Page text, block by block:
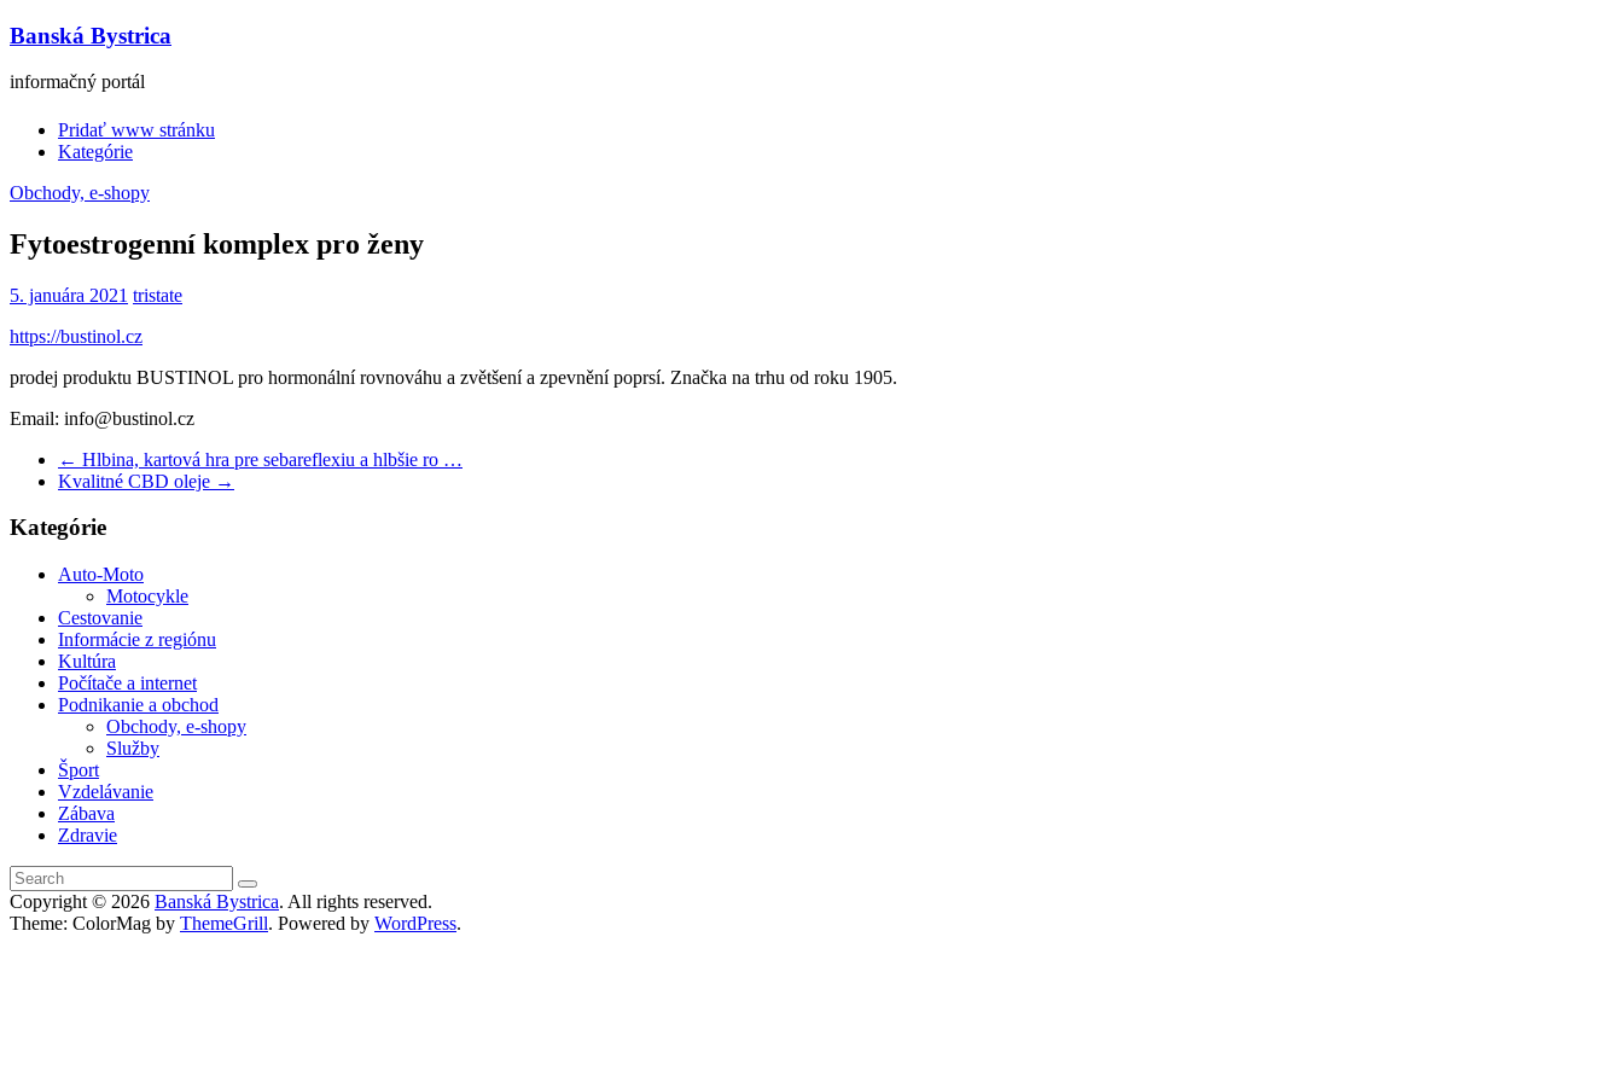
Banská Bystrica
informačný portál
Pridať www stránku
Kategórie
Obchody, e-shopy
Fytoestrogenní komplex pro ženy
5. januára 2021 tristate
https://bustinol.cz
prodej produktu BUSTINOL pro hormonální rovnováhu a zvětšení a zpevnění poprsí. Značka na trhu od roku 1905.
Email: info@bustinol.cz
← Hlbina, kartová hra pre sebareflexiu a hlbšie ro …
Kvalitné CBD oleje →
Kategórie
Auto-Moto
Motocykle
Cestovanie
Informácie z regiónu
Kultúra
Počítače a internet
Podnikanie a obchod
Obchody, e-shopy
Služby
Šport
Vzdelávanie
Zábava
Zdravie
Copyright © 2026 Banská Bystrica. All rights reserved.
Theme: ColorMag by ThemeGrill. Powered by WordPress.